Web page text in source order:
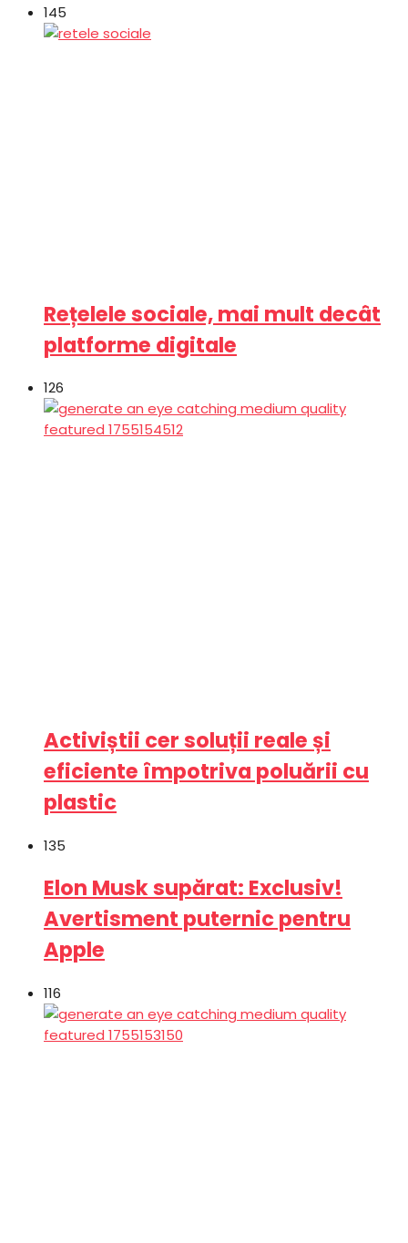
145
Rețelele sociale, mai mult decât
platforme digitale
126
Activiștii cer soluții reale și
eficiente împotriva poluării cu
plastic
135
Elon Musk supărat: Exclusiv!
Avertisment puternic pentru
Apple
116